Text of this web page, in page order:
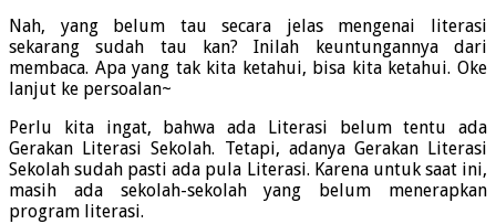
Nah, yang belum tau secara jelas mengenai literasi
sekarang sudah tau kan? Inilah keuntungannya dari
membaca. Apa yang tak kita ketahui, bisa kita ketahui. Oke
lanjut ke persoalan~
Perlu kita ingat, bahwa ada Literasi belum tentu ada
Gerakan Literasi Sekolah. Tetapi, adanya Gerakan Literasi
Sekolah sudah pasti ada pula Literasi. Karena untuk saat ini,
masih ada sekolah-sekolah yang belum menerapkan
program literasi.